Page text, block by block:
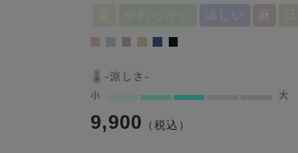
涼しい
9,900 （税込）